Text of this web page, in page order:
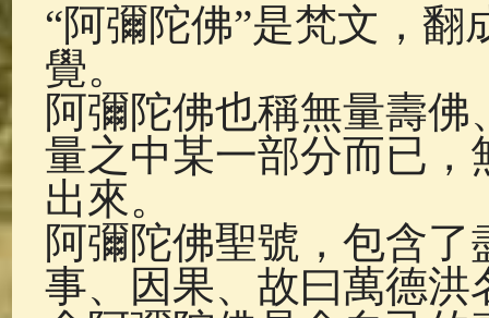
佛典故事(37) 佛說療痔(腫瘤)
“阿彌陀佛”是梵文，
覺。
阿彌陀佛也稱無量壽
量之中某一部分而已
出來。
阿彌陀佛聖號，包含
事、因果、故曰萬德洪